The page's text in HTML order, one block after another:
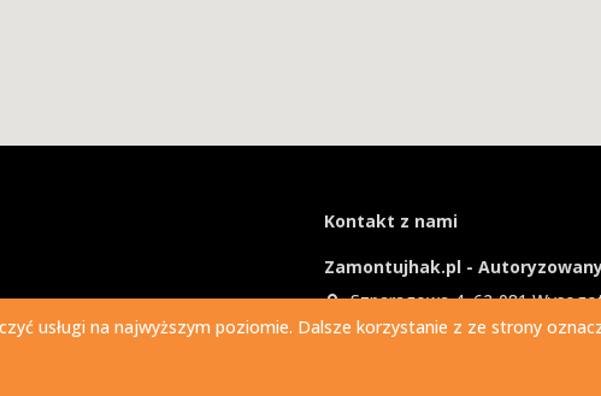
Kontakt z nami
Zamontujhak.pl -
Szparagowa 4, 62-081
730 037 037
usługi na najwyższym poziomie. Dalsze korzystanie z ze strony